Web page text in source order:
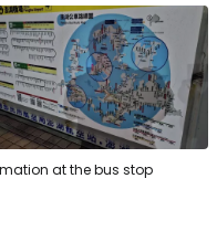
at the bus stop